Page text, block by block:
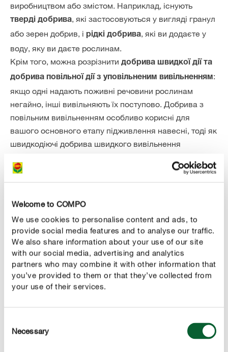
Welcome to COMPO
We use cookies to personalise content and ads, to
provide social media features and to analyse our traffic.
We also share information about your use of our site
with our social media, advertising and analytics
partners who may combine it with other information that
you’ve provided to them or that they’ve collected from
your use of their services.
Selection
Necessary
виробництвом або змістом. Наприклад, існують
тверді добрива, які застосовуються у вигляді гранул
або зерен добрив, і рідкі добрива, які ви додаєте у
воду, яку ви даєте рослинам.
Крім того, можна розрізнити добрива швидкої дії та
добрива повільної дії з уповільненим вивільненням:
якщо одні надають поживні речовини рослинам
негайно, інші вивільняють їх поступово. Добрива з
повільним вивільненням особливо корисні для
вашого основного етапу підживлення навесні, тоді як
швидкодіючі добрива швидкого вивільнення
речовин, особливо якщо відповідна пора року для